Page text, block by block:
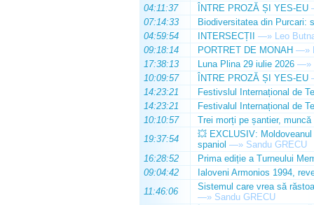
04:11:37
ÎNTRE PROZĂ ȘI YES-EU
07:14:33
Biodiversitatea din Purcari:
04:59:54
INTERSECȚII —» Leo
09:18:14
PORTRET DE MONAH —»
17:38:13
Luna Plina 29 iulie 2026 —»
10:09:57
ÎNTRE PROZĂ ȘI YES-EU
14:23:21
Festivslul Internațional de
14:23:21
Festivalul Internațional de
10:10:57
Trei morți pe șantier, muncă
19:37:54
💥 EXCLUSIV:
spaniol —» Sandu GRECU
16:28:52
Prima ediție a Turneului
09:04:42
Ialoveni Armonios 1994,
11:46:06
Sistemul care vrea să
—» Sandu GRECU